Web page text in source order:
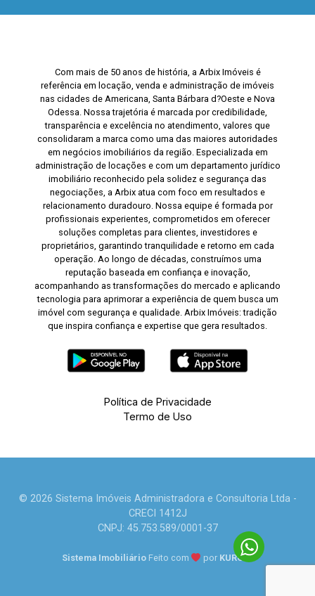
Com mais de 50 anos de história, a Arbix Imóveis é
referência em locação, venda e administração de imóveis
nas cidades de Americana, Santa Bárbara d?Oeste e Nova
Odessa. Nossa trajetória é marcada por credibilidade,
transparência e excelência no atendimento, valores que
consolidaram a marca como uma das maiores autoridades
em negócios imobiliários da região. Especializada em
administração de locações e com um departamento jurídico
imobiliário reconhecido pela solidez e segurança das
negociações, a Arbix atua com foco em resultados e
relacionamento duradouro. Nossa equipe é formada por
profissionais experientes, comprometidos em oferecer
soluções completas para clientes, investidores e
proprietários, garantindo tranquilidade e retorno em cada
operação. Ao longo de décadas, construímos uma
reputação baseada em confiança e inovação,
acompanhando as transformações do mercado e aplicando
tecnologia para aprimorar a experiência de quem busca um
imóvel com segurança e qualidade. Arbix Imóveis: tradição
que inspira confiança e expertise que gera resultados.
Política de Privacidade
Termo de Uso
© 2026 Sistema Imóveis Administradora e Consultoria Ltda -
CRECI 1412J
CNPJ: 45.753.589/0001-37
Sistema Imobiliário Feito com por KUROLE